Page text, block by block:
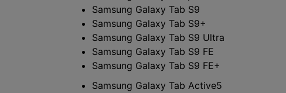
Samsung Galaxy Tab S9
Samsung Galaxy Tab S9+
Samsung Galaxy Tab S9 Ultra
Samsung Galaxy Tab S9 FE
Samsung Galaxy Tab S9 FE+
Samsung Galaxy Tab Active5